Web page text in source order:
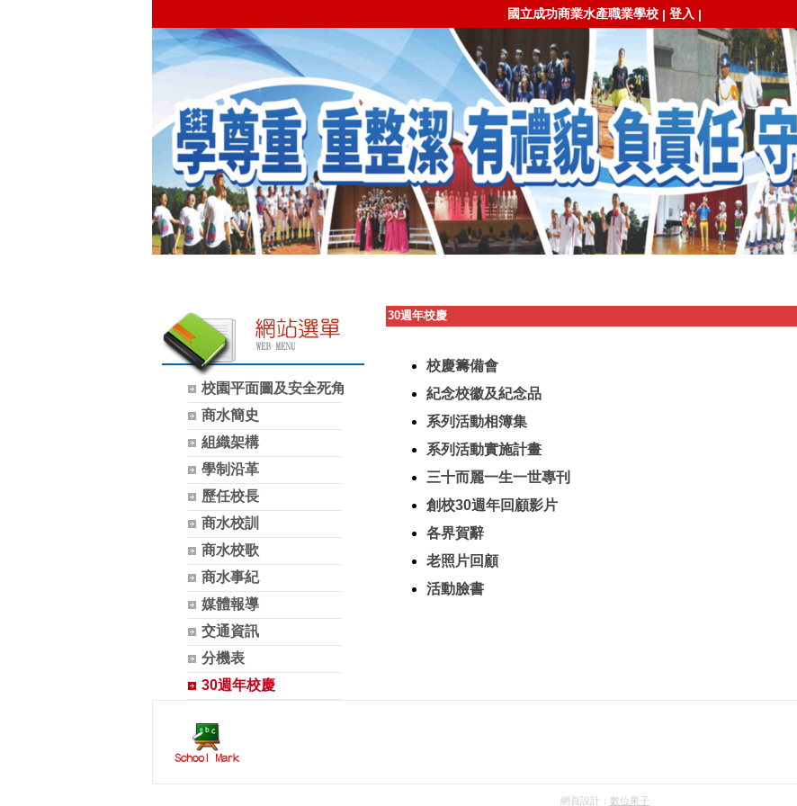
國立成功商業水產職業學校 | 登入 |
校園平面圖及安全死角
商水簡史
組織架構
學制沿革
歷任校長
商水校訓
商水校歌
商水事紀
媒體報導
交通資訊
分機表
30週年校慶
30週年校慶
校慶籌備會
紀念校徽及紀念品
系列活動相簿集
系列活動實施計畫
三十而麗一生一世專刊
創校30週年回顧影片
各界賀辭
老照片回顧
活動臉書
網頁設計： 數位果子